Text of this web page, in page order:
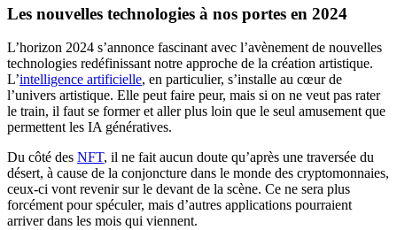
Les nouvelles technologies à nos portes en 2024
L’horizon 2024 s’annonce fascinant avec l’avènement de nouvelles
technologies redéfinissant notre approche de la création artistique.
L’intelligence artificielle, en particulier, s’installe au cœur de
l’univers artistique. Elle peut faire peur, mais si on ne veut pas rater
le train, il faut se former et aller plus loin que le seul amusement que
permettent les IA génératives.
Du côté des NFT, il ne fait aucun doute qu’après une traversée du
désert, à cause de la conjoncture dans le monde des cryptomonnaies,
ceux-ci vont revenir sur le devant de la scène. Ce ne sera plus
forcément pour spéculer, mais d’autres applications pourraient
arriver dans les mois qui viennent.